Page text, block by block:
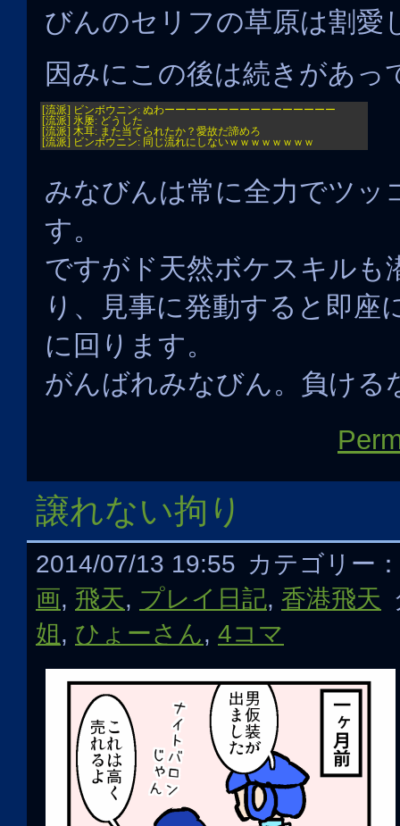
びんのセリフの草原は割愛
因みにこの後は続きがあっ
[流派] ビンボウニン: ぬわーーーーーーーーーーーーーーーー
[流派] 氷屡: どうした
[流派] 木耳: また当てられたか？愛故だ諦めろ
[流派] ビンボウニン: 同じ流れにしないｗｗｗｗｗｗｗｗ
みなびんは常に全力でツッ
す。
ですがド天然ボケスキルも
り、見事に発動すると即座
に回ります。
がんばれみなびん。負ける
譲れない拘り
2014/07/13 19:55 カテゴリー：
画, 飛天, プレイ日記, 香港飛天
姐, ひょーさん, 4コマ